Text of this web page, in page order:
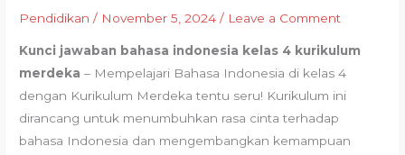
Pendidikan / November 5, 2024/ Leave a Comment
Kunci jawaban bahasa indonesia kelas 4 kurikulum
merdeka – Mempelajari Bahasa Indonesia di kelas 4
dengan Kurikulum Merdeka tentu seru! Kurikulum ini
dirancang untuk menumbuhkan rasa cinta terhadap
bahasa Indonesia dan mengembangkan kemampuan